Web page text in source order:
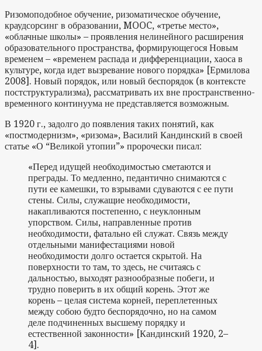
Ризомоподобное обучение, ризоматическое обучение,
краудсорсинг в образовании, MOOC, «третье место»,
«облачные школы» – проявления нелинейного расширения
образовательного пространства, формирующегося Новым
временем – «временем распада и дифференциации, хаоса в
культуре, когда идет вызревание нового порядка» [Ермилова
2008]. Новый порядок, или новый беспорядок (в контексте
постструктурализма), рассматривать их вне пространственно-
временного континуума не представляется возможным.
В 1920 г., задолго до появления таких понятий, как
«постмодернизм», «ризома», Василий Кандинский в своей
статье «О “Великой утопии”» пророчески писал:
«Перед идущей необходимостью сметаются и
преграды. То медленно, педантично снимаются с
пути ее камешки, то взрывами сдуваются с ее пути
стены. Силы, служащие необходимости,
накапливаются постепенно, с неуклонным
упорством. Силы, направленные против
необходимости, фатально ей служат. Связь между
отдельными манифестациями новой
необходимости долго остается скрытой. На
поверхности то там, то здесь, не считаясь с
дальностью, выходят разнообразные побеги, и
трудно поверить в их общий корень. Этот же
корень – целая система корней, переплетенных
между собою будто беспорядочно, но на самом
деле подчиненных высшему порядку и
естественной законности» [Кандинский 1920, 2–
4].